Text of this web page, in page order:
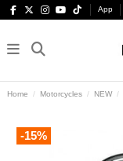
App
Home Motorcycles NEW
-15%